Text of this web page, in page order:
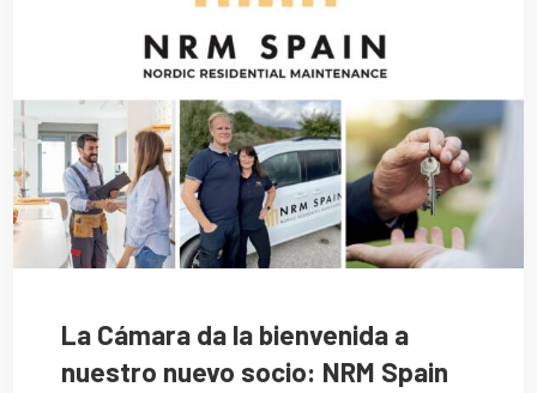
La Cámara da la bienvenida a
nuestro nuevo socio: NRM Spain